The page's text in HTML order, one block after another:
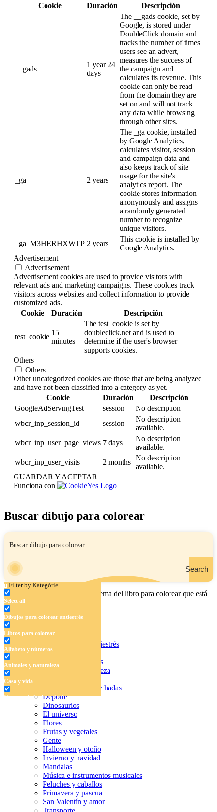
Cookie
Duración Descripción
__gads
1 year 24
days
The __gads cookie, set by
Google, is stored under
DoubleClick domain and
tracks the number of times
users see an advert,
measures the success of
the campaign and
calculates its revenue. This
cookie can only be read
from the domain they are
set on and will not track
any data while browsing
through other sites.
_ga 2 years
The _ga cookie, installed
by Google Analytics,
calculates visitor, session
and campaign data and
also keeps track of site
usage for the site's
analytics report. The
cookie stores information
anonymously and assigns
a randomly generated
number to recognize
unique visitors.
_ga_M3HERHXWTP 2 years
This cookie is installed by
Google Analytics.
Advertisement
Advertisement
Advertisement cookies are used to provide visitors with
relevant ads and marketing campaigns. These cookies track
visitors across websites and collect information to provide
customized ads.
Cookie
Duración Descripción
test_cookie
15
minutes
The test_cookie is set by
doubleclick.net and is used to
determine if the user's browser
supports cookies.
Others
Others
Other uncategorized cookies are those that are being analyzed
and have not been classified into a category as yet.
Cookie
Duración
Descripción
GoogleAdServingTest
session
No description
wbcr_inp_session_id
session
No description
available.
wbcr_inp_user_page_views 7 days
No description
available.
wbcr_inp_user_visits
2 months
No description
available.
GUARDAR Y ACEPTAR
Funciona con
Buscar dibujo para colorear
Search
Filter by Kategórie
Select all
Dibujos para colorear antiestrés
Libros para colorear
Alfabeto y números
Animales y naturaleza
Casa y vida
Cuentos de hadas y hadas
Frutas y vegetales
Halloween y otoño
Ingrese el nombre, el área o el tema del libro para colorear que está
buscando.
Dibujos para colorear antiestrés
Libros para colorear
Alfabeto y números
Animales y naturaleza
Cuentos de hadas y hadas
Deporte
Dinosaurios
El universo
Flores
Frutas y vegetales
Gente
Halloween y otoño
Invierno y navidad
Mandalas
Música e instrumentos musicales
Peluches y caballos
Primavera y pascua
San Valentín y amor
Transporte